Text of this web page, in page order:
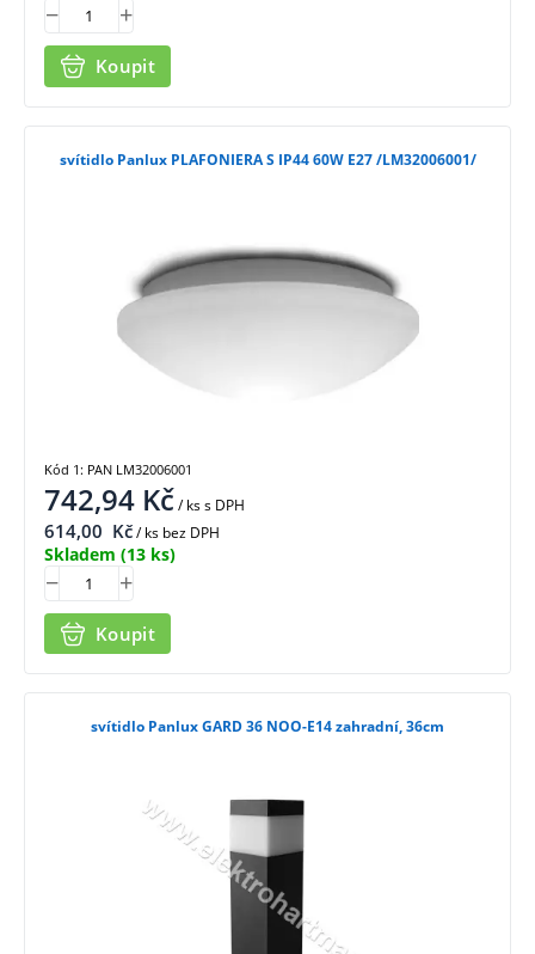
Koupit
svítidlo Panlux PLAFONIERA S IP44 60W E27 /LM32006001/
742,94 Kč/ kss DPH
614,00 Kč/ ks bez DPH
Skladem (13 ks)
Koupit
Kód 1: PAN LM32006001
svítidlo Panlux GARD 36 NOO-E14 zahradní, 36cm